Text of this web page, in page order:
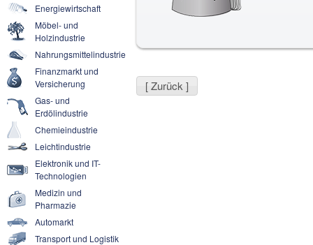
Energiewirtschaft
Möbel- und
Holzindustrie
Nahrungsmittelindustrie
Finanzmarkt und
Versicherung
Gas- und
Erdölindustrie
Chemieindustrie
Leichtindustrie
Elektronik und IT-
Technologien
Medizin und
Pharmazie
Automarkt
Transport und Logistik
[ Zurück ]